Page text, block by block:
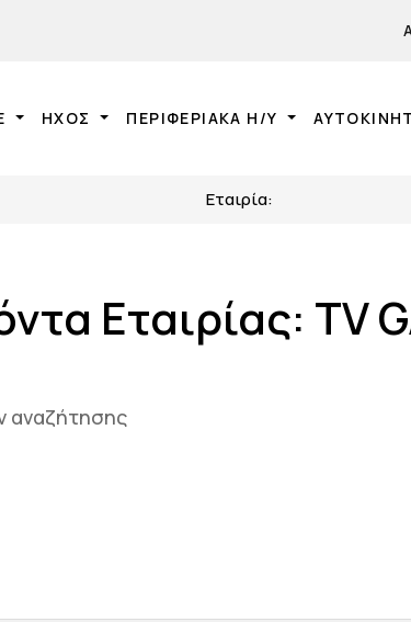
ΗΧΟΣ ΠΕΡΙΦΕΡΙΑΚΑ Η/Υ
Εταιρία:
Εταιρίας: TV
αναζήτησης